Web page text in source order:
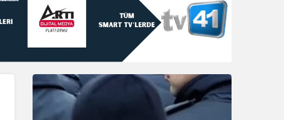
Gündüz Modu
Gündüz modunu seçin.
Gece modunu seçin.